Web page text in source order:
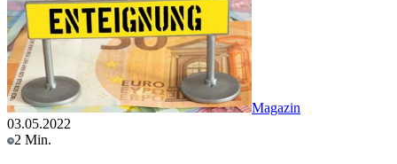
Magazin
03.05.2022
2 Min.